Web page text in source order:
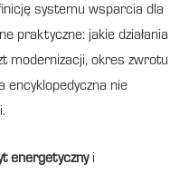
systemu wsparcia dla
praktyczne: jakie działania
modernizacji, okres zwrotu
encyklopedyczna nie
energetycznyi